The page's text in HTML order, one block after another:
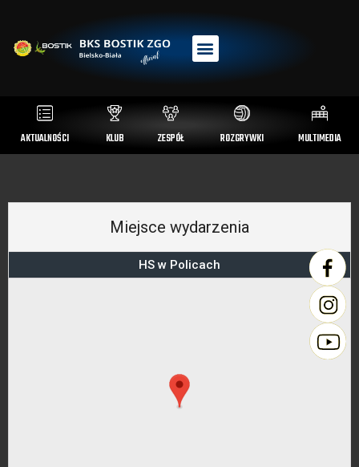
AKTUALNOŚCI KLUB ZESPÓŁ ROZGRYWKI MULTIMEDIA
Miejsce wydarzenia
HS w Policach